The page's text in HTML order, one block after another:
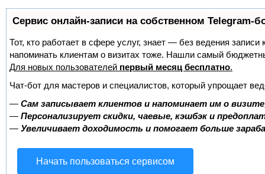
Сервис онлайн-записи на собственном Telegram-
Тот, кто работает в сфере услуг, знает — без ведения
напоминать клиентам о визитах тоже. Нашли самый
Для новых пользователей первый месяц бесплатно.
Чат-бот для мастеров и специалистов, который упрощает
— Сам записывает клиентов и напоминает им о
— Персонализирует скидки, чаевые, кэшбэк и
— Увеличивает доходимость и помогает больше
Начать пользоваться сервисом